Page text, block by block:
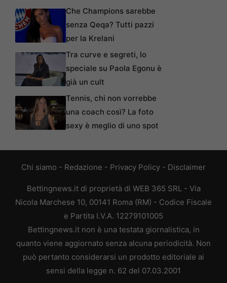
Che Champions sarebbe
senza Qeqa? Tutti pazzi
per la Krelani
Tra curve e segreti, lo
speciale su Paola Egonu è
già un cult
Tennis, chi non vorrebbe
una coach così? La foto
sexy è meglio di uno spot
Chi siamo - Redazione - Privacy Policy - Disclaimer
Bettingnews.it di proprietà di WEB 365 SRL - Via
Nicola Marchese 10, 00141 Roma (RM) - Codice Fiscale
e Partita I.V.A. 12279101005
Bettingnews.it non è una testata giornalistica, in
quanto viene aggiornato senza alcuna periodicità. Non
può pertanto considerarsi un prodotto editoriale ai
sensi della legge n. 62 del 07.03.2001